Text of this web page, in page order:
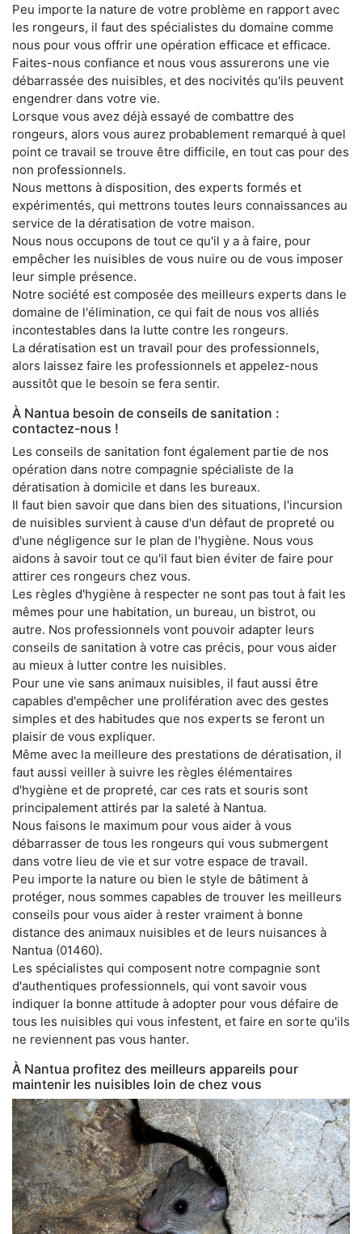
Peu importe la nature de votre problème en rapport avec
les rongeurs, il faut des spécialistes du domaine comme
nous pour vous offrir une opération efficace et efficace.
Faites-nous confiance et nous vous assurerons une vie
débarrassée des nuisibles, et des nocivités qu'ils peuvent
engendrer dans votre vie.
Lorsque vous avez déjà essayé de combattre des
rongeurs, alors vous aurez probablement remarqué à quel
point ce travail se trouve être difficile, en tout cas pour des
non professionnels.
Nous mettons à disposition, des experts formés et
expérimentés, qui mettrons toutes leurs connaissances au
service de la dératisation de votre maison.
Nous nous occupons de tout ce qu'il y a à faire, pour
empêcher les nuisibles de vous nuire ou de vous imposer
leur simple présence.
Notre société est composée des meilleurs experts dans le
domaine de l'élimination, ce qui fait de nous vos alliés
incontestables dans la lutte contre les rongeurs.
La dératisation est un travail pour des professionnels,
alors laissez faire les professionnels et appelez-nous
aussitôt que le besoin se fera sentir.
À Nantua besoin de conseils de sanitation :
contactez-nous !
Les conseils de sanitation font également partie de nos
opération dans notre compagnie spécialiste de la
dératisation à domicile et dans les bureaux.
Il faut bien savoir que dans bien des situations, l'incursion
de nuisibles survient à cause d'un défaut de propreté ou
d'une négligence sur le plan de l'hygiène. Nous vous
aidons à savoir tout ce qu'il faut bien éviter de faire pour
attirer ces rongeurs chez vous.
Les règles d'hygiène à respecter ne sont pas tout à fait les
mêmes pour une habitation, un bureau, un bistrot, ou
autre. Nos professionnels vont pouvoir adapter leurs
conseils de sanitation à votre cas précis, pour vous aider
au mieux à lutter contre les nuisibles.
Pour une vie sans animaux nuisibles, il faut aussi être
capables d'empêcher une prolifération avec des gestes
simples et des habitudes que nos experts se feront un
plaisir de vous expliquer.
Même avec la meilleure des prestations de dératisation, il
faut aussi veiller à suivre les règles élémentaires
d'hygiène et de propreté, car ces rats et souris sont
principalement attirés par la saleté à Nantua.
Nous faisons le maximum pour vous aider à vous
débarrasser de tous les rongeurs qui vous submergent
dans votre lieu de vie et sur votre espace de travail.
Peu importe la nature ou bien le style de bâtiment à
protéger, nous sommes capables de trouver les meilleurs
conseils pour vous aider à rester vraiment à bonne
distance des animaux nuisibles et de leurs nuisances à
Nantua (01460).
Les spécialistes qui composent notre compagnie sont
d'authentiques professionnels, qui vont savoir vous
indiquer la bonne attitude à adopter pour vous défaire de
tous les nuisibles qui vous infestent, et faire en sorte qu'ils
ne reviennent pas vous hanter.
À Nantua profitez des meilleurs appareils pour
maintenir les nuisibles loin de chez vous